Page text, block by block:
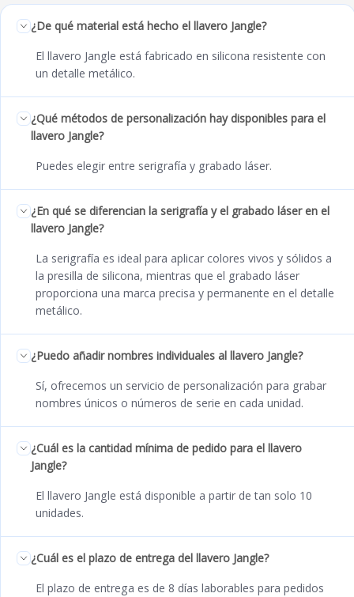
¿De qué material está hecho el llavero Jangle?
El llavero Jangle está fabricado en silicona resistente con
un detalle metálico.
¿Qué métodos de personalización hay disponibles para el
llavero Jangle?
Puedes elegir entre serigrafía y grabado láser.
¿En qué se diferencian la serigrafía y el grabado láser en el
llavero Jangle?
La serigrafía es ideal para aplicar colores vivos y sólidos a
la presilla de silicona, mientras que el grabado láser
proporciona una marca precisa y permanente en el detalle
metálico.
¿Puedo añadir nombres individuales al llavero Jangle?
Sí, ofrecemos un servicio de personalización para grabar
nombres únicos o números de serie en cada unidad.
¿Cuál es la cantidad mínima de pedido para el llavero
Jangle?
El llavero Jangle está disponible a partir de tan solo 10
unidades.
¿Cuál es el plazo de entrega del llavero Jangle?
El plazo de entrega es de 8 días laborables para pedidos